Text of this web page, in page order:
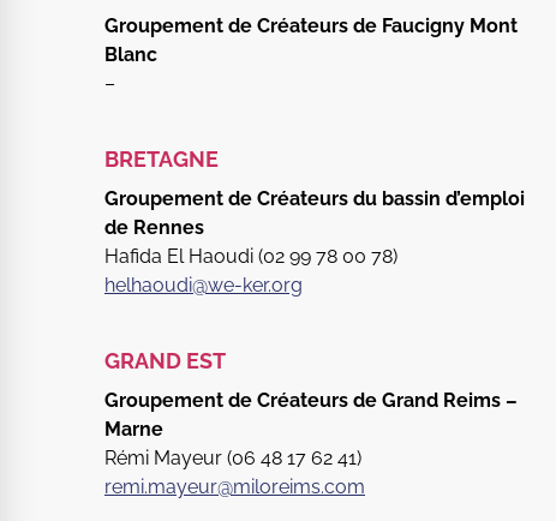
Groupement de Créateurs de Faucigny Mont
Blanc
–
BRETAGNE
Groupement de Créateurs du bassin d’emploi
de Rennes
Hafida El Haoudi (02 99 78 00 78)
helhaoudi@we-ker.org
GRAND EST
Groupement de Créateurs de Grand Reims –
Marne
Rémi Mayeur (06 48 17 62 41)
remi.mayeur@miloreims.com